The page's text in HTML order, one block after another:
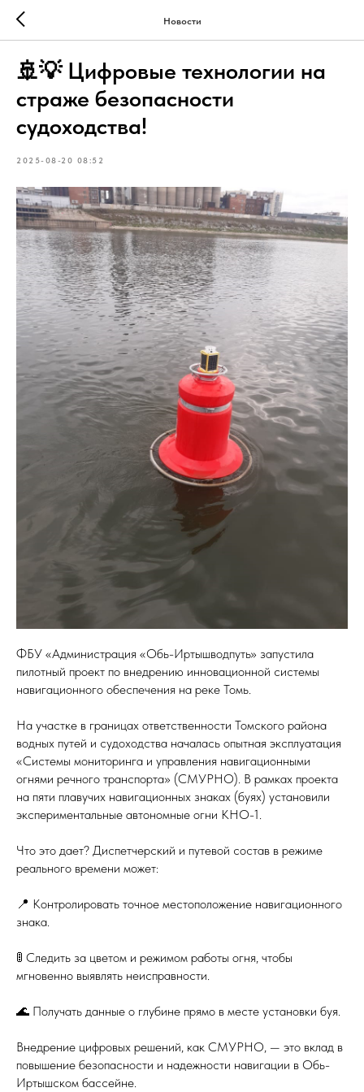
Новости
🚢💡 Цифровые технологии на
страже безопасности
судоходства!
2025-08-20 08:52
ФБУ «Администрация «Обь-Иртышводпуть» запустила
пилотный проект по внедрению инновационной системы
навигационного обеспечения на реке Томь.
На участке в границах ответственности Томского района
водных путей и судоходства началась опытная эксплуатация
«Системы мониторинга и управления навигационными
огнями речного транспорта» (СМУРНО). В рамках проекта
на пяти плавучих навигационных знаках (буях) установили
экспериментальные автономные огни КНО-1.
Что это дает? Диспетчерский и путевой состав в режиме
реального времени может:
📍 Контролировать точное местоположение навигационного
знака.
🚦 Следить за цветом и режимом работы огня, чтобы
мгновенно выявлять неисправности.
🌊 Получать данные о глубине прямо в месте установки буя.
Внедрение цифровых решений, как СМУРНО, — это вклад в
повышение безопасности и надежности навигации в Обь-
Иртышском бассейне.